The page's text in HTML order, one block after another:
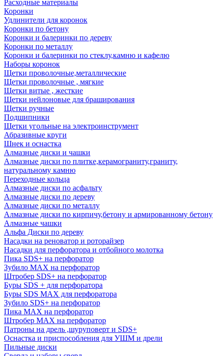
Расходные материалы
Коронки
Удлинители для коронок
Коронки по бетону
Коронки и балеринки по дереву
Коронки по металлу
Коронки и балеринки по стеклу,камню и кафелю
Наборы коронок
Щетки проволочные,металлические
Щетки проволочные , мягкие
Щетки витые , жесткие
Щетки нейлоновые для браширования
Щетки ручные
Подшипники
Щетки угольные на электроинструмент
Абразивные круги
Шнек и оснастка
Алмазные диски и чашки
Алмазные диски по плитке,керамограниту,граниту,
натуральному камню
Переходные кольца
Алмазные диски по асфальту
Алмазные диски по дереву
Алмазные диски по металлу
Алмазные диски по кирпичу,бетону и армированному бетону
Алмазные чашки
Альфа Диски по дереву
Насадки на реноватор и роторайзер
Насадки для перфоратора и отбойного молотка
Пика SDS+ на перфоратор
Зубило MAX на перфоратор
Штробер SDS+ на перфоратор
Буры SDS + для перфоратора
Буры SDS MAX для перфоратора
Зубило SDS+ на перфоратор
Пика MAX на перфоратор
Штробер MAX на перфоратор
Патроны на дрель ,шуруповерт и SDS+
Оснастка и приспособления для УШМ и дрели
Пильные диски